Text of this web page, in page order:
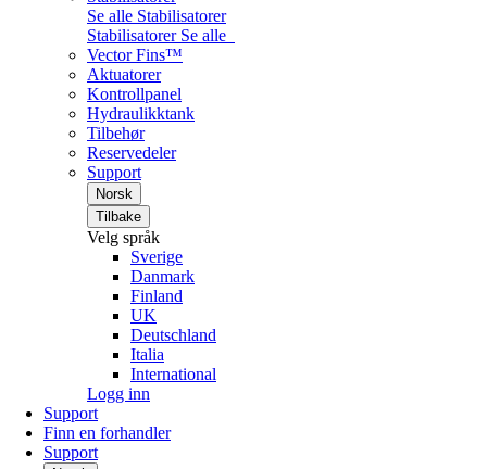
Se alle Stabilisatorer
Stabilisatorer Se alle
Vector Fins™
Aktuatorer
Kontrollpanel
Hydraulikktank
Tilbehør
Reservedeler
Support
Norsk
Tilbake
Velg språk
Sverige
Danmark
Finland
UK
Deutschland
Italia
International
Logg inn
Support
Finn en forhandler
Support